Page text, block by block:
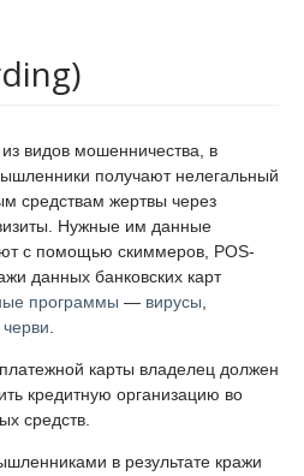
видов мошенничества, в
получают нелегальный
средствам жертвы через
Нужные им данные
с помощью скиммеров, POS-
данных банковских карт
программы — вирусы
карты владелец должен
кредитную организацию во
средств.
в результате кражи